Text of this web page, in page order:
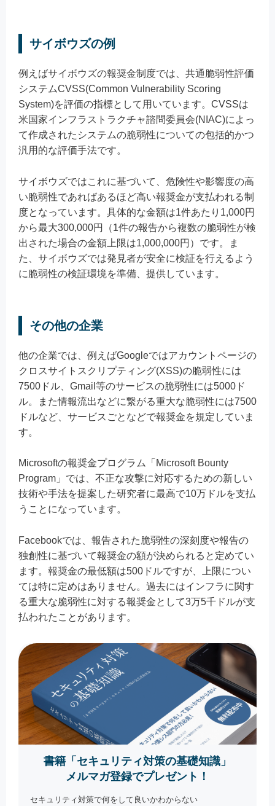
サイボウズの例
例えばサイボウズの報奨金制度では、共通脆弱性評価
システムCVSS(Common Vulnerability Scoring
System)を評価の指標として用いています。CVSSは
米国家インフラストラクチャ諮問委員会(NIAC)によっ
て作成されたシステムの脆弱性についての包括的かつ
汎用的な評価手法です。
サイボウズではこれに基づいて、危険性や影響度の高
い脆弱性であればあるほど高い報奨金が支払われる制
度となっています。具体的な金額は1件あたり1,000円
から最大300,000円（1件の報告から複数の脆弱性が検
出された場合の金額上限は1,000,000円）です。ま
た、サイボウズでは発見者が安全に検証を行えるよう
に脆弱性の検証環境を準備、提供しています。
その他の企業
他の企業では、例えばGoogleではアカウントページの
クロスサイトスクリプティング(XSS)の脆弱性には
7500ドル、Gmail等のサービスの脆弱性には5000ド
ル。また情報流出などに繋がる重大な脆弱性には7500
ドルなど、サービスごとなどで報奨金を規定していま
す。
Microsoftの報奨金プログラム「Microsoft Bounty
Program」では、不正な攻撃に対応するための新しい
技術や手法を提案した研究者に最高で10万ドルを支払
うことになっています。
Facebookでは、報告された脆弱性の深刻度や報告の
独創性に基づいて報奨金の額が決められると定めてい
ます。報奨金の最低額は500ドルですが、上限につい
ては特に定めはありません。過去にはインフラに関す
る重大な脆弱性に対する報奨金として3万5千ドルが支
払われたことがあります。
書籍「セキュリティ対策の基礎知識」
メルマガ登録でプレゼント！
セキュリティ対策で何をして良いかわからない